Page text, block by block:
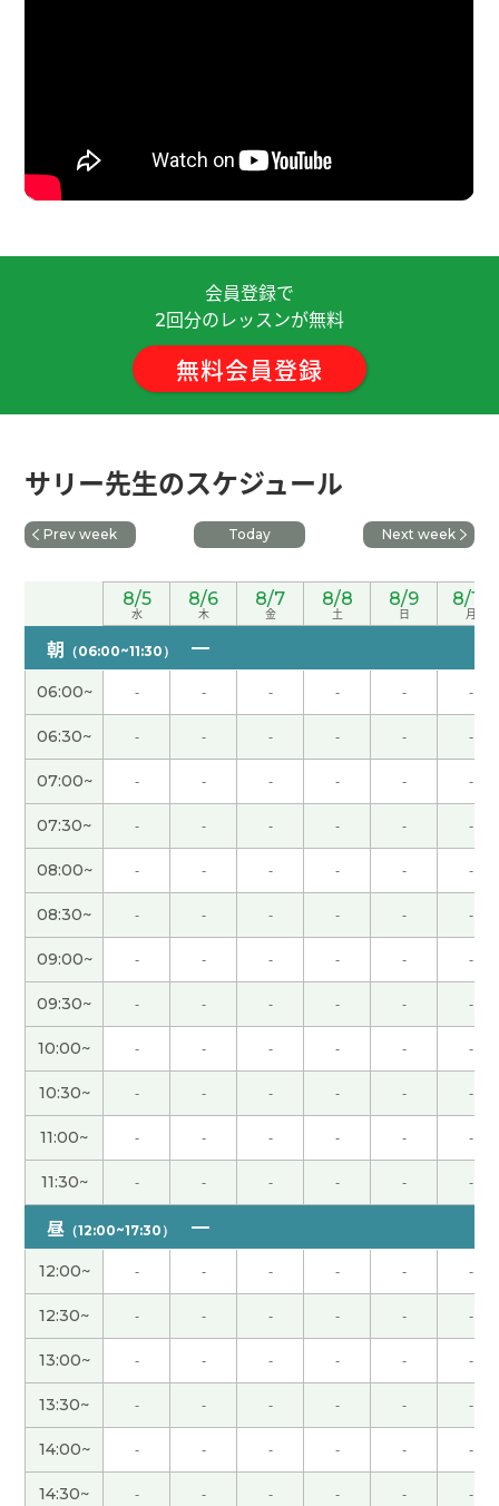
がとうございます(*^^*)( 20代 女性 )
谢谢老师的指导，聊得很开心！下次再聊吧！
非常开朗的老师.今天我学到了，浴室，瓷砖
cízhuān（タイル）我想试试老师推荐给我的那个吹
风机叫吹头神器。( 女性 )
谢谢。下次见吧。( 男性 )
普茶料理很好吃。我觉得它是中国的味道。下次见
谢谢您( 女性 )
尤其是打网球的人，这是最长寿的运动。
( 80代 男
性 )
谢谢老师，一路平安，下次见！ ( 20代 女性 )
一直能和你聊很多有趣的话题，我感到很开心。谢
谢老师！下次见～
这次的台湾旅游让我激励学习。台湾人都很亲切。
他们的表情很温柔。想再去那里。下次见吧。
)
中国的菜很有趣。最近有名的新菜我不知道，很有
意思。谢谢您教我。
今天也谢谢您，聊了很多，很开心的课。下次再见~
( 女性 )
我也非常高兴认识你。我们聊得大阪石桥的话题很
开心。下次见。
( 50代 男性 )
今天也谢谢您很开心的课程。感谢您为我做了详细
的讲解。下次见~
( 女性 )
我今天學到了很多 謝謝 サリー老師( 50代 女性 )
现在减少腿的痛。觉得马上就恢复了。下次见吧。
男性 )
会員登録で
2回分のレッスンが無料
無料会員登録
サリー先生のスケジュール
Prev week Today Next week
8/5
水
8/6
木
8/7
金
8/8
土
8/9
日
8/10
月
朝 （06:00~11:30）
06:00~ - - - - - -
06:30~ - - - - - -
07:00~ - - - - - -
07:30~ - - - - - -
08:00~ - - - - - -
08:30~ - - - - - -
09:00~ - - - - - -
09:30~ - - - - - -
10:00~ - - - - - -
10:30~ - - - - - -
11:00~ - - - - - -
11:30~ - - - - - -
昼 （12:00~17:30）
12:00~ - - - - - -
12:30~ - - - - - -
13:00~ - - - - - -
13:30~ - - - - - -
14:00~ - - - - - -
14:30~ - - - - - -